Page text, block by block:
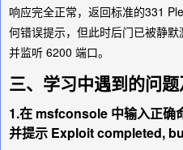
响应完全正常，返回标准的331
何错误提示，但此时后门已被静
并监听 6200 端口。
三、学习中遇到的问
1.在 msfconsole 中输入正确
并提示 Exploit completed,